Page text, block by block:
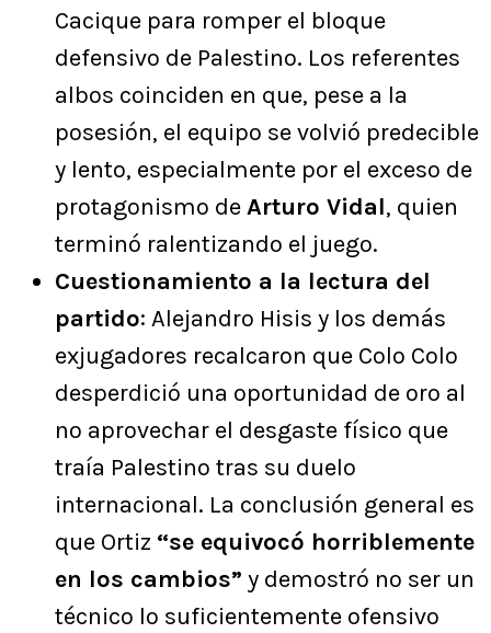
Cacique para romper el bloque
defensivo de Palestino. Los referentes
albos coinciden en que, pese a la
posesión, el equipo se volvió predecible
y lento, especialmente por el exceso de
protagonismo deArturo Vidal, quien
terminó ralentizando el juego.
Cuestionamiento a la lectura del
partido: Alejandro Hisis y los demás
exjugadores recalcaron que Colo Colo
desperdició una oportunidad de oro al
no aprovechar el desgaste físico que
traía Palestino tras su duelo
internacional. La conclusión general es
que Ortiz “se equivocó horriblemente
en los cambios” y demostró no ser un
técnico lo suficientemente ofensivo